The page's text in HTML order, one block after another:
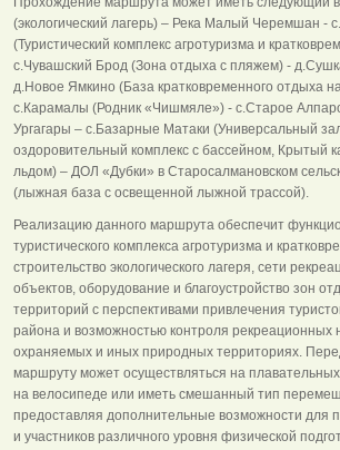
(экологический лагерь) – Река Малый Черемшан -
(Туристический комплекс агротуризма и
с.Чувашский Брод (Зона отдыха с пляжем) -
д.Новое Ямкино (База кратковременного отдыха
с.Карамалы (Родник «Чишмяле») - с.Старое
Ургагары – с.Базарные Матаки (Универсальный
оздоровительный комплекс с бассейном, Крытый
льдом) – ДОЛ «Дубки» в Старосалмановском
(лыжная база с освещенной лыжной трассой).
Реализацию данного маршрута обеспечит
туристического комплекса агротуризма и
строительство экологического лагеря, сети
объектов, оборудование и благоустройство зон
территорий с перспективами привлечения
района и возможностью контроля рекреационных
охраняемых и иных природных территориях.
маршруту может осуществляться на
на велосипеде или иметь смешанный тип
предоставляя дополнительные возможности для
и участников различного уровня физической